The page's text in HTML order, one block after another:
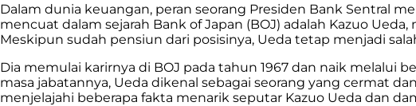
Dalam dunia keuangan, peran seorang Presiden Bank Sentral
mencuat dalam sejarah Bank of Japan (BOJ) adalah Kazuo
Meskipun sudah pensiun dari posisinya, Ueda tetap menjadi
Dia memulai karirnya di BOJ pada tahun 1967 dan naik melalui
masa jabatannya, Ueda dikenal sebagai seorang yang cermat
menjelajahi beberapa fakta menarik seputar Kazuo Ueda dan